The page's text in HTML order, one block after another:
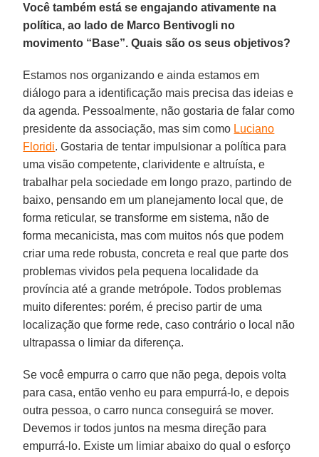
Você também está se engajando ativamente na
política, ao lado de Marco Bentivogli no
movimento “Base”. Quais são os seus objetivos?
Estamos nos organizando e ainda estamos em
diálogo para a identificação mais precisa das ideias e
da agenda. Pessoalmente, não gostaria de falar como
presidente da associação, mas sim como Luciano
Floridi. Gostaria de tentar impulsionar a política para
uma visão competente, clarividente e altruísta, e
trabalhar pela sociedade em longo prazo, partindo de
baixo, pensando em um planejamento local que, de
forma reticular, se transforme em sistema, não de
forma mecanicista, mas com muitos nós que podem
criar uma rede robusta, concreta e real que parte dos
problemas vividos pela pequena localidade da
província até a grande metrópole. Todos problemas
muito diferentes: porém, é preciso partir de uma
localização que forme rede, caso contrário o local não
ultrapassa o limiar da diferença.
Se você empurra o carro que não pega, depois volta
para casa, então venho eu para empurrá-lo, e depois
outra pessoa, o carro nunca conseguirá se mover.
Devemos ir todos juntos na mesma direção para
empurrá-lo. Existe um limiar abaixo do qual o esforço